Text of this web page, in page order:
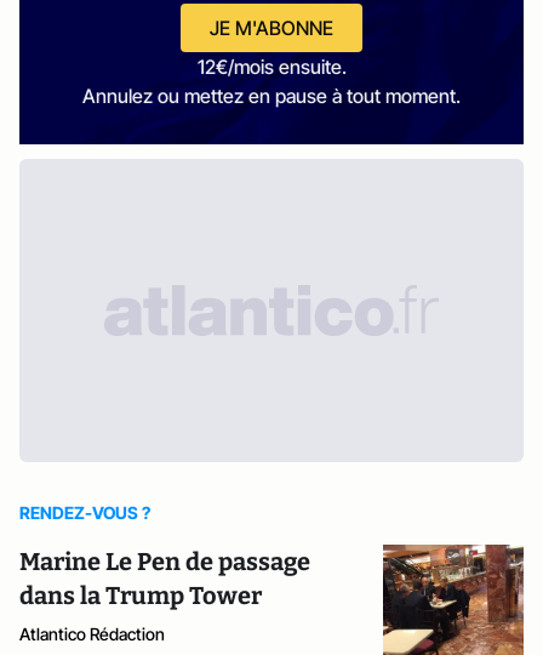
JE M'ABONNE
12€/mois ensuite.
Annulez ou mettez en pause à tout moment.
RENDEZ-VOUS ?
Marine Le Pen de passage
dans la Trump Tower
Atlantico Rédaction